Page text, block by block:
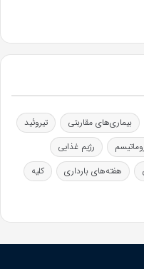
بیماری‌های مقاربتی
تیروئید
رژیم غذایی
هفته‌های بارداری
کلیه